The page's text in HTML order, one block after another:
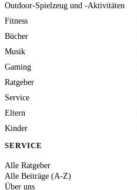
Outdoor-Spielzeug und -Aktivitäten
Fitness
Bücher
Musik
Gaming
Ratgeber
Service
Eltern
Kinder
SERVICE
Alle Ratgeber
Alle Beiträge (A-Z)
Über uns